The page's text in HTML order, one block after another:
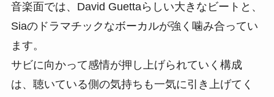
音楽面では、David Guettaらしい大きなビートと、
Siaのドラマチックなボーカルが強く噛み合ってい
ます。
サビに向かって感情が押し上げられていく構成
は、聴いている側の気持ちも一気に引き上げてく